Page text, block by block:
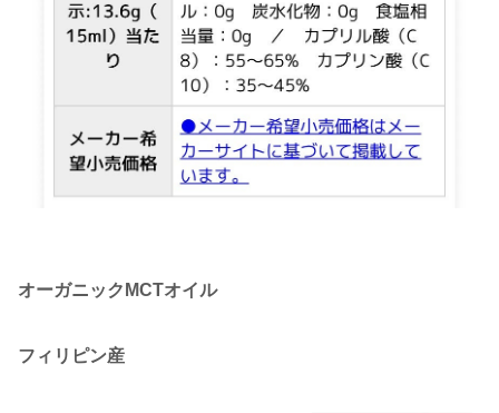
オーガニックMCTオイル
フィリピン産